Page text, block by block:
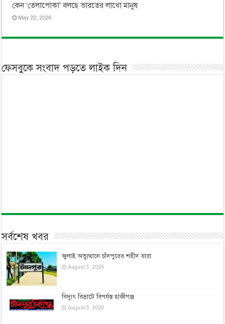
কেন ‘তেলাপোকা’ বলছে ভারতের লাখো মানুষ
May 22, 2026
ফেসবুকে সংবাদ পড়তে লাইক দিন
সর্বশেষ খবর
জুলাই অভ্যুত্থানে চাঁদপুরের শহীদ যারা
August 5, 2026
বিদ্যুৎ বিভ্রাটে বিপর্যস্ত হাজীগঞ্জ
August 5, 2026